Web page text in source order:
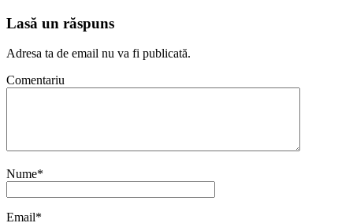
Lasă un răspuns
Adresa ta de email nu va fi publicată.
Comentariu
Nume*
Email*